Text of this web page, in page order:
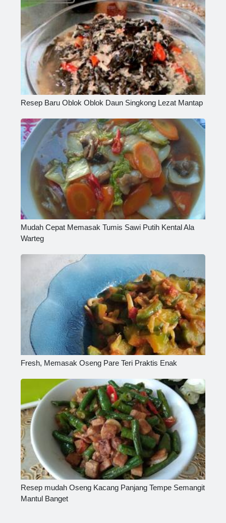
Resep Baru Oblok Oblok Daun Singkong Lezat Mantap
Mudah Cepat Memasak Tumis Sawi Putih Kental Ala
Warteg
Fresh, Memasak Oseng Pare Teri Praktis Enak
Resep mudah Oseng Kacang Panjang Tempe Semangit
Mantul Banget